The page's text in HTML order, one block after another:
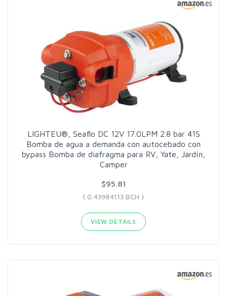
LIGHTEU®, Seaflo DC 12V 17.0LPM 2.8 bar 41S
Bomba de agua a demanda con autocebado con
bypass Bomba de diafragma para RV, Yate, Jardín,
Camper
$95.81
( 0.43984113 BCH )
VIEW DETAILS